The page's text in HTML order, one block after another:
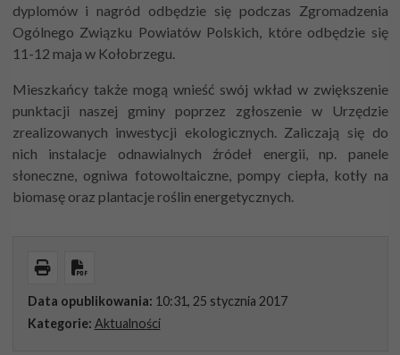
dyplomów i nagród odbędzie się podczas Zgromadzenia
Ogólnego Związku Powiatów Polskich, które odbędzie się
11-12 maja w Kołobrzegu.
Mieszkańcy także mogą wnieść swój wkład w zwiększenie
punktacji naszej gminy poprzez zgłoszenie w Urzędzie
zrealizowanych inwestycji ekologicznych. Zaliczają się do
nich instalacje odnawialnych źródeł energii, np. panele
słoneczne, ogniwa fotowoltaiczne, pompy ciepła, kotły na
biomasę oraz plantacje roślin energetycznych.
WydrukujPobierz PDF
Data opublikowania: 10:31, 25 stycznia 2017
Kategorie: Aktualności